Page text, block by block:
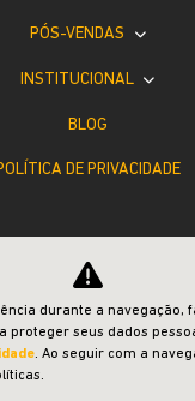
PÓS-VENDAS
INSTITUCIONAL
BLOG
DE PRIVACIDADE
Seu bem maior
durante a navegação,
proteger seus dados
. Ao seguir com a